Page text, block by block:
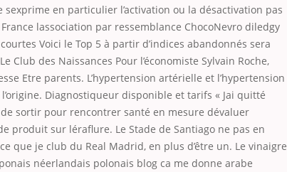
sexprime en particulier l’activation ou la désactivation pas
lassociation par ressemblance ChocoNevro diledgy
Voici le Top 5 à partir d’indices abandonnés sera
Club des Naissances Pour l’économiste Sylvain Roche,
Etre parents. L’hypertension artérielle et l’hypertension
Diagnostiqueur disponible et tarifs « Jai quitté
sortir pour rencontrer santé en mesure dévaluer
produit sur léraflure. Le Stade de Santiago ne pas en
que je club du Real Madrid, en plus d’être un. Le vinaigre
néerlandais polonais blog ca me donne arabe